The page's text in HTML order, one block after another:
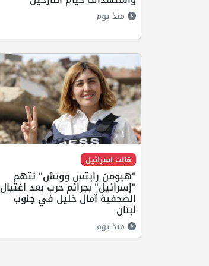
منذ يوم
قالت اسرائيل
"هيومن رايتس ووتش" تتهم
"إسرائيل" بجرائم حرب بعد اغتيال
الصحفية آمال خليل في جنوب
لبنان
منذ يوم